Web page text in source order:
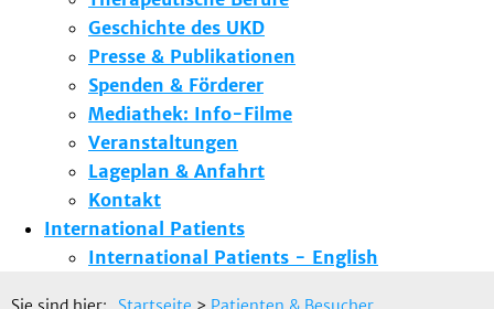
Geschichte des UKD
Presse & Publikationen
Spenden & Förderer
Mediathek: Info-Filme
Veranstaltungen
Lageplan & Anfahrt
Kontakt
International Patients
International Patients - English